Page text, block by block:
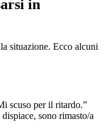
in
situazione. Ecco alcuni
scuso per il ritardo.”
sono rimasto/a